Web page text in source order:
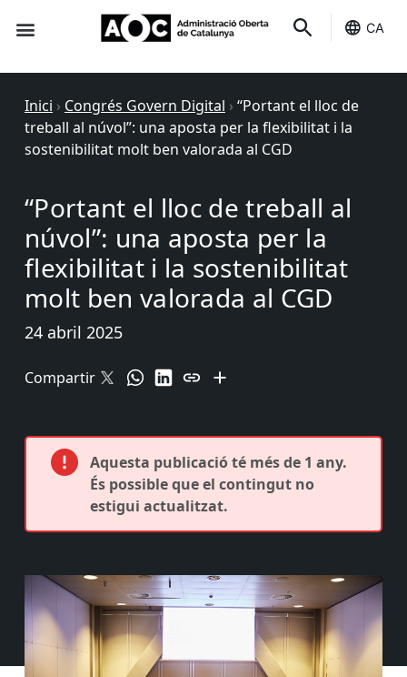
CA
Inici › Congrés Govern Digital › “Portant el lloc de
treball al núvol”: una aposta per la flexibilitat i la
sostenibilitat molt ben valorada al CGD
“Portant el lloc de treball al
núvol”: una aposta per la
flexibilitat i la sostenibilitat
molt ben valorada al CGD
24 abril 2025
Compartir
Aquesta publicació té més de 1 any.
És possible que el contingut no
estigui actualitzat.